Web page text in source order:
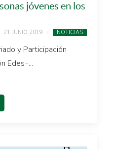
jóvenes en los
21 JUNIO 2019 NOTICIAS
y Participación
Edes ̵ ...